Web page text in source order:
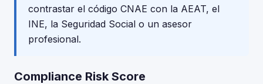
contrastar el código CNAE con la AEAT, el
INE, la Seguridad Social o un asesor
profesional.
Compliance Risk Score